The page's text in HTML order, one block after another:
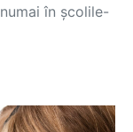
în școlile-